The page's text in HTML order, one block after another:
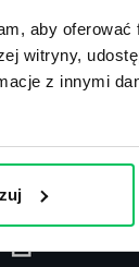
aby oferować
witryny,
z innymi
pracy